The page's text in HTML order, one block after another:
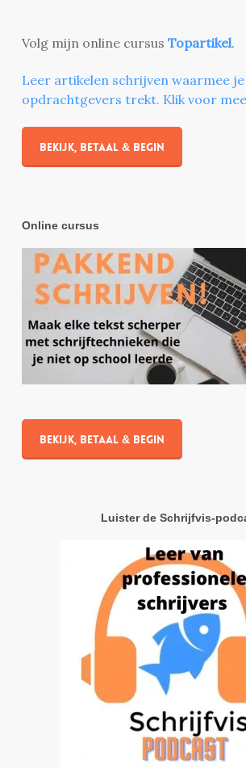
Volg mijn online cursus Topartikel.
Leer artikelen schrijven waarmee
opdrachtgevers trekt. Klik voor
Bekijk, betaal & begin
Online cursus
Bekijk, betaal & begin
Luister de Schrijfvis-